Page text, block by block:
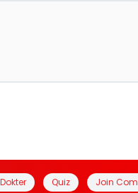
Quiz Join